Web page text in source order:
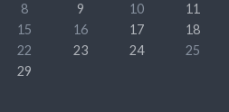
8 9 10
11
15 16 17
18
22 23 24
25
29